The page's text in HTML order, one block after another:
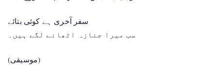
سفر آخری ہے کوئی بتائے
سب میرا جنازہ اٹھانے لگے ہیں۔
(موسیقی)